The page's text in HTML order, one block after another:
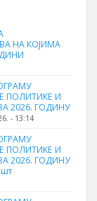
НА КОЈИМА
ПОЛИТИКЕ И
2026. ГОДИНУ
- 13:14
ПОЛИТИКЕ И
2026. ГОДИНУ